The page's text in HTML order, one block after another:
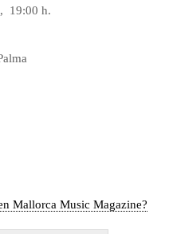
19:00 h.
Mallorca Music Magazine?